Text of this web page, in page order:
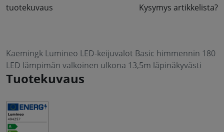
tuotekuvaus Kysymys artikkelista?
Kaemingk Lumineo LED-keijuvalot Basic himmennin 180
LED lämpimän valkoinen ulkona 13,5m läpinäkyvästi
Tuotekuvaus